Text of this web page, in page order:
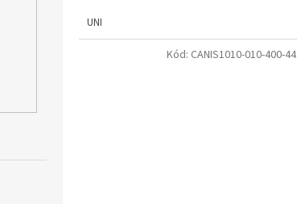
UNI
Kód: CANIS1010-010-400-44